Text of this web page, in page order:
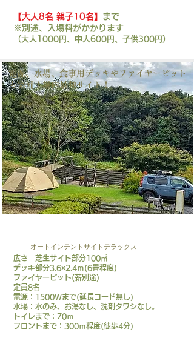
【大人8名 親子10名】
まで
※別途、入場料がかかります
（大人1000円、中人600円、子供300円）
電源、水場、食事用​​デッキやファイヤーピット
も完備！場内最強サイト！
オートインテントサイトデラックス
広さ 芝生サイト部分100㎡
デッキ部分3.6×2.4ｍ(6畳程度)
ファイヤーピット(薪別途)
定員8名
電源：1500Ｗまで(延長コード無し)
水場：水のみ、お湯なし、洗剤タワシなし。
トイレまで：70ｍ
フロントまで：300ｍ程度(徒歩4分)